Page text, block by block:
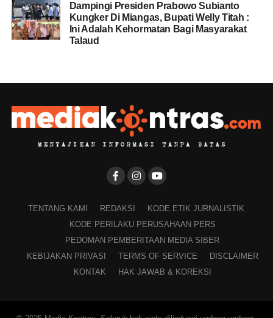
Dampingi Presiden Prabowo Subianto
Kungker Di Miangas, Bupati Welly Titah :
Ini Adalah Kehormatan Bagi Masyarakat
Talaud
TENTANG KAMI REDAKSI
KODE ETIK JURNALISTIK
KODE PERILAKU PERUSAHAAN PERS
PEDOMAN PEMBERITAAN MEDIA SIBER
KEBIJAKAN PRIVASI
TERMS OF SERVICE
DISCLAIMER
KONTAK
HAK JAWAB & KOREKSI